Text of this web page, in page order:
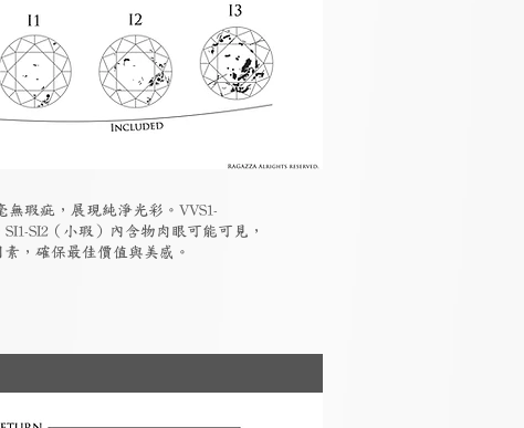
瑕疵，展現純淨光彩。VVS1-
SI2（小瑕）內含物肉眼可能可見，
，確保最佳價值與美感。